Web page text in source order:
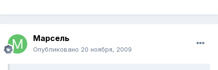
Марсель
Опубликовано 20 ноября, 2009